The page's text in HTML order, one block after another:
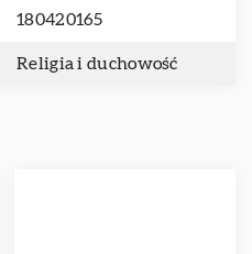
180420165
Religia i duchowość